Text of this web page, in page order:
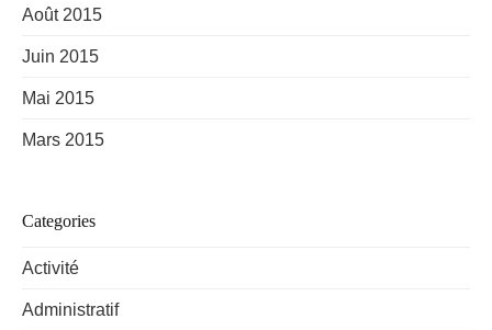
Août 2015
Juin 2015
Mai 2015
Mars 2015
Categories
Activité
Administratif